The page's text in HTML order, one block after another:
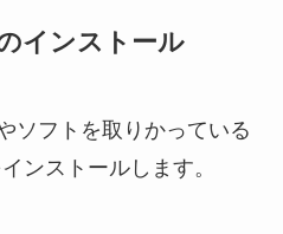
インストール
ソフトを取りかっている
ンストールします。